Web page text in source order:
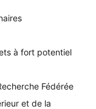
à fort potentiel
Fédérée
et de la